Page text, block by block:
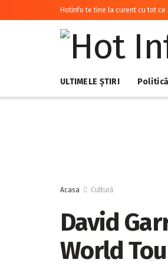
Hotinfo te tine la curent cu tot ce
ULTIMELE ȘTIRI Politică
Acasa Cultură
David
World